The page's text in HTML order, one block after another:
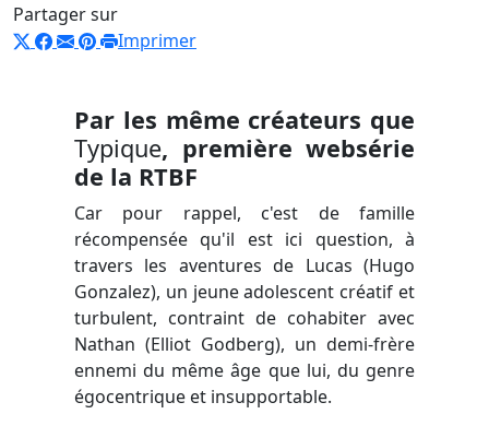
Partager sur
Imprimer
Par les même créateurs que
Typique, première websérie
de la RTBF
Car pour rappel, c'est de famille
récompensée qu'il est ici question, à
travers les aventures de Lucas (Hugo
Gonzalez), un jeune adolescent créatif et
turbulent, contraint de cohabiter avec
Nathan (Elliot Godberg), un demi-frère
ennemi du même âge que lui, du genre
égocentrique et insupportable.